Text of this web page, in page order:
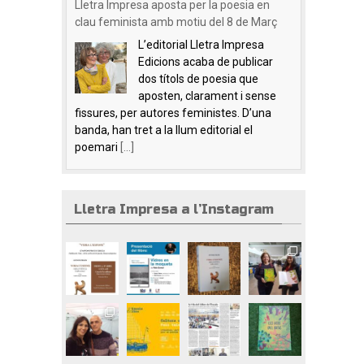
Lletra Impresa aposta per la poesia en
clau feminista amb motiu del 8 de Març
L’editorial Lletra Impresa
Edicions acaba de publicar
dos títols de poesia que
aposten, clarament i sense
fissures, per autores feministes. D’una
banda, han tret a la llum editorial el
poemari
Lletra Impresa a l’Instagram